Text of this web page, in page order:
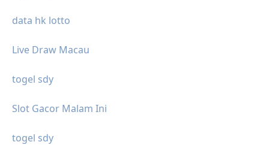
data hk lotto
Live Draw Macau
togel sdy
Slot Gacor Malam Ini
togel sdy